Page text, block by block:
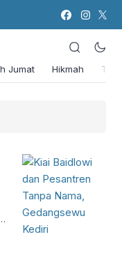
Jumat Hikmah